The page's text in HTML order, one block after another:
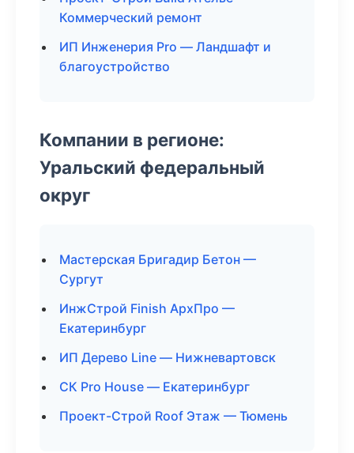
Коммерческий ремонт
ИП Инженерия Pro — Ландшафт и
благоустройство
Компании в регионе:
Уральский федеральный
округ
Мастерская Бригадир Бетон —
Сургут
ИнжСтрой Finish АрхПро —
Екатеринбург
ИП Дерево Line — Нижневартовск
СК Pro House — Екатеринбург
Проект-Строй Roof Этаж — Тюмень